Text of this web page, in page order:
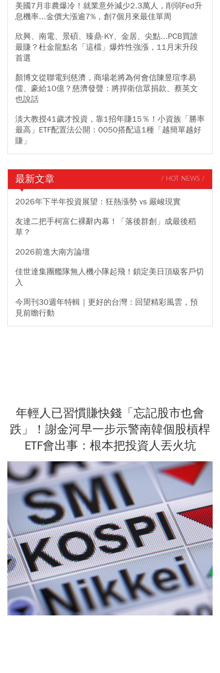
美國7月非農爆冷！就業意外減少2.3萬人，削弱Fed升
息機率...金價大漲逾7%，創7個月來最佳單周
欣興、南電、景碩、臻鼎-KY、金居、尖點...PCB買誰
最賺？杜金龍點名「這檔」爆炸性強漲，11月末升段
首選
顏博文從聯電到慈濟，商場老將為何會信陳昱瑄李易
儒、豪給10億？慈濟發聲：將捍衛信眾捐款、蔡英文
也說話
淡大教授41歲才投資，靠1招年賺15％！小資族「勝率
最高」ETF配置法公開：0050搭配這1種「越簡單越好
賺」
最新文章 / HOT NEWS /
2026年下半年投資展望：狂熱漲勢 vs 嚴峻現實
友達二把手柯富仁裸辭內幕！「落後群創」成最後稻
草？
2026前進大南方論壇
佳世達集團艦隊無人機小隊起飛！鎖定美日頂級客戶切
入
今周刊30週年特輯｜更好的台灣：回望精彩風雲，預
見前瞻行動
年輕人已習慣賺快錢「忘記股市也會
跌」！謝金河早一步示警南韓個股槓桿
ETF會出事：根本把投資人丟火坑